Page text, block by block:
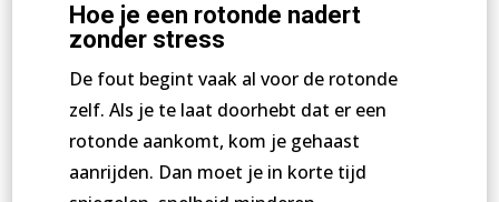
Hoe je een rotonde nadert
zonder stress
De fout begint vaak al voor de rotonde
zelf. Als je te laat doorhebt dat er een
rotonde aankomt, kom je gehaast
aanrijden. Dan moet je in korte tijd